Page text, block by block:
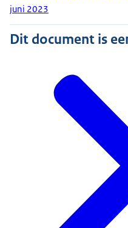
juni 2023
Dit document is